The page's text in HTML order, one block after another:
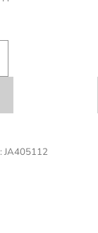
JA405112